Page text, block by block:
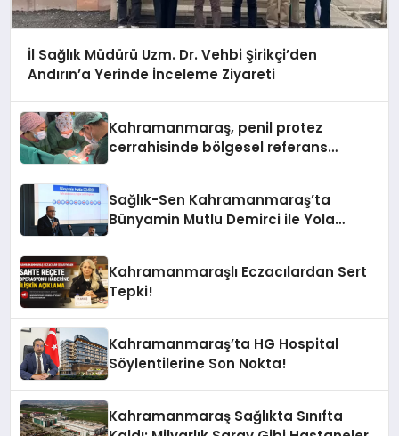
İl Sağlık Müdürü Uzm. Dr. Vehbi Şirikçi’den
Andırın’a Yerinde İnceleme Ziyareti
Kahramanmaraş, penil protez
cerrahisinde bölgesel referans
Sağlık-Sen Kahramanmaraş’ta
Bünyamin Mutlu Demirci ile Yola
Kahramanmaraşlı Eczacılardan Sert
Tepki!
Kahramanmaraş’ta HG Hospital
Söylentilerine Son Nokta!
Kahramanmaraş Sağlıkta Sınıfta